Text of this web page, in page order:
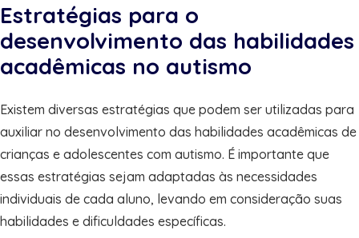
Estratégias para o
desenvolvimento das habilidades
acadêmicas no autismo
Existem diversas estratégias que podem ser utilizadas para
auxiliar no desenvolvimento das habilidades acadêmicas de
crianças e adolescentes com autismo. É importante que
essas estratégias sejam adaptadas às necessidades
individuais de cada aluno, levando em consideração suas
habilidades e dificuldades específicas.